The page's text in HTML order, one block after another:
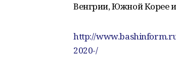
Венгрии, Южной Корее
http://
2020-/